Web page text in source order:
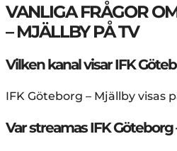
VANLIGA FRÅGOR
– MJÄLLBY PÅ TV
Vilken kanal visar IFK
IFK Göteborg – Mjällby visas
Var streamas IFK Göteborg